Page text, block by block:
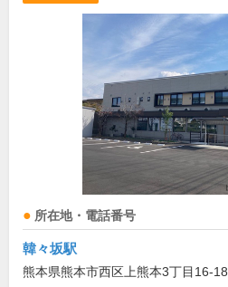
所在地・電話番号
韓々坂駅
熊本県熊本市西区上熊本3丁目16-18